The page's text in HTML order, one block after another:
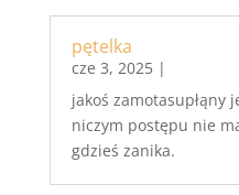
pętelka
cze 3, 2025|
jakoś zamotasupłąny
niczym postępu nie
gdzieś zanika.